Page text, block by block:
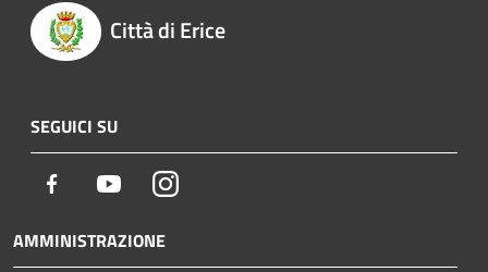
Città di Erice
SEGUICI SU
Facebook YoutubeInstagram
AMMINISTRAZIONE